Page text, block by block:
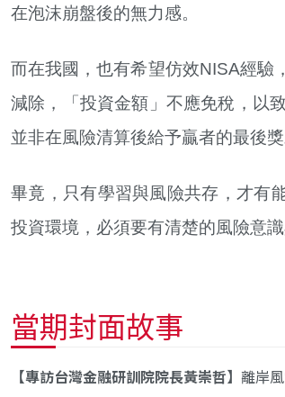
在泡沫崩盤後的無力感。
而在我國，也有希望仿效NISA經驗
減除，「投資金額」不應免稅，以
並非在風險清算後給予贏者的最後
畢竟，只有學習與風險共存，才有
投資環境，必須要有清楚的風險意
當期封面故事
專訪台灣金融研訓院院長黃崇哲
離岸